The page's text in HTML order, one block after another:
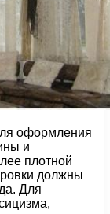
оформления
и
плотной
должны
Для